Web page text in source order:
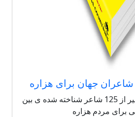
جهان برای هزاره
مجموعه شعر بی نظیر از 125 شاعر شناخته شده ی بین
برای مردم هزاره